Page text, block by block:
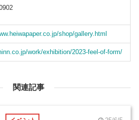
shop/gallery.html
work/exhibition/2023-feel-of-form/
関連記事